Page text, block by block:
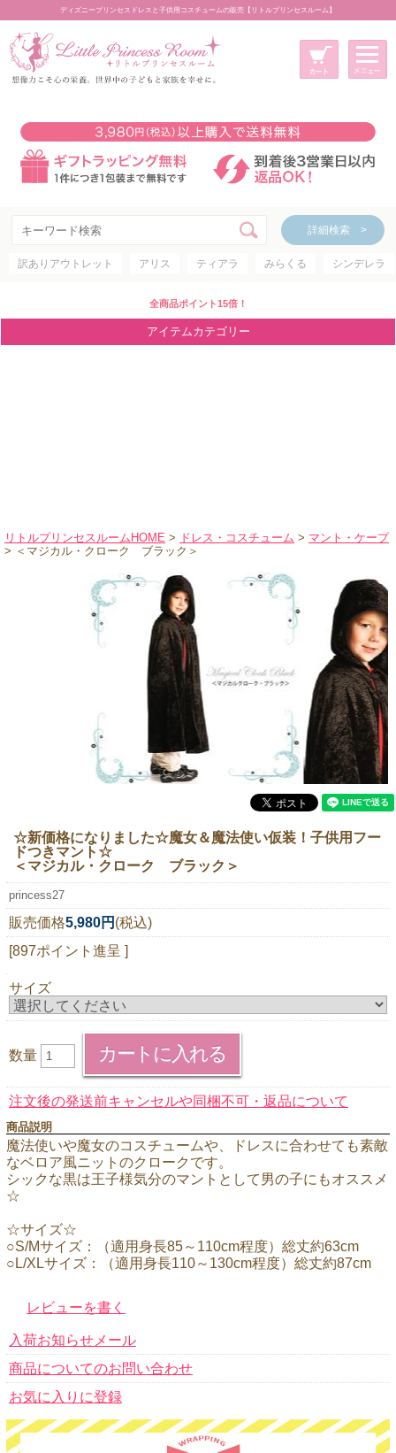
ディズニープリンセスドレスと子供用コスチュームの販売【リトルプリンセスルーム】
詳細検索 >
訳ありアウトレット アリス ティアラ みらくる シンデレラ
全商品ポイント15倍！
アイテムカテゴリー
リトルプリンセスルームHOME > ドレス・コスチューム > マント・ケープ
> ＜マジカル・クローク ブラック＞
☆新価格になりました☆魔女＆魔法使い仮装！子供用フー
ドつきマント☆
＜マジカル・クローク ブラック＞
princess27
販売価格5,980円 (税込)
[897ポイント進呈 ]
サイズ
数量
注文後の発送前キャンセルや同梱不可・返品について
商品説明
魔法使いや魔女のコスチュームや、ドレスに合わせても素敵
なベロア風ニットのクロークです。
シックな黒は王子様気分のマントとして男の子にもオススメ
☆
☆サイズ☆
○S/Mサイズ：（適用身長85～110cm程度）総丈約63cm
○L/XLサイズ：（適用身長110～130cm程度）総丈約87cm
レビューを書く
入荷お知らせメール
商品についてのお問い合わせ
お気に入りに登録
新規会員登録
マイページ
カート
詳細検索 >
アイテムカテゴリー
ディズニープリンセス
ディズニキャラクター
ショッピングインフォメーション
お支払・送料
返品・交換
サイズの測り方
よくあるご質問
レビューを見る
マイページログイン
お問い合わせ
0120-221-040
電話受付時間：月～金10:00~16:00 ※祝日除く